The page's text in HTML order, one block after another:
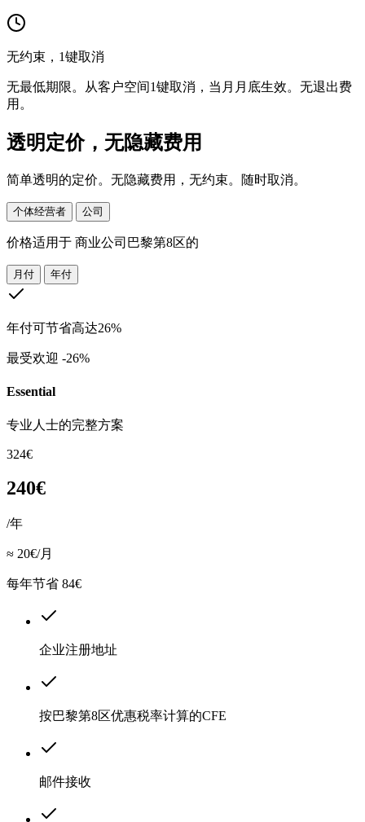
无约束，1键取消
无最低期限。从客户空间1键取消，当月月底生效。无退出费
用。
透明定价，无隐藏费用
简单透明的定价。无隐藏费用，无约束。随时取消。
个体经营者 公司
价格适用于 商业公司巴黎第8区的
月付 年付
年付可节省高达26%
最受欢迎 -26%
Essential
专业人士的完整方案
324€
240€
/年
≈ 20€/月
每年节省 84€
企业注册地址
按巴黎第8区优惠税率计算的CFE
邮件接收